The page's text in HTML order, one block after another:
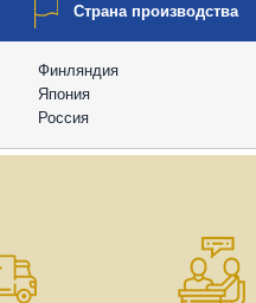
Страна производства
Финляндия
Япония
Россия